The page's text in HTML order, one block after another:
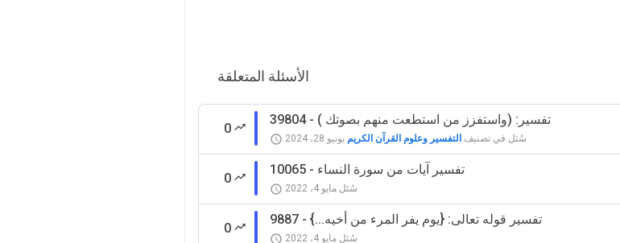
الأسئلة المتعلقة
0
39804 - تفسير: (واستفزز من استطعت منهم بصوتك )
سُئل في تصنيف التفسير وعلوم القرآن الكريم يونيو 28، 2024
0
10065 - تفسير آيات من سورة النساء
سُئل مايو 4، 2022
0
9887 - تفسير قوله تعالى: {يوم يفر المرء من أخيه...}
سُئل مايو 4، 2022